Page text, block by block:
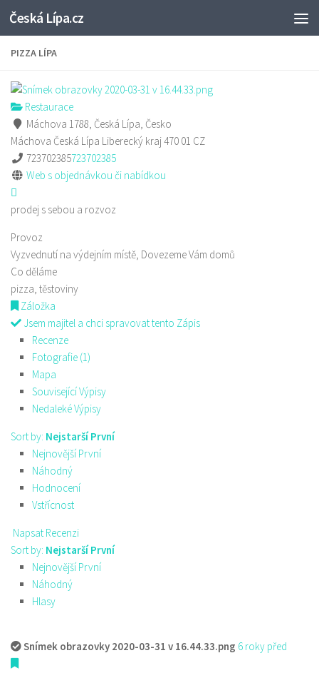
Skip to content
Česká Lípa.cz
PIZZA LÍPA
Restaurace
Máchova 1788, Česká Lípa, Česko
Máchova Česká Lípa Liberecký kraj470 01 CZ
723702385723702385
Web s objednávkou či nabídkou
prodej s sebou a rozvoz
Provoz
Vyzvednutí na výdejním místě, Dovezeme Vám domů
Co děláme
pizza, těstoviny
Záložka
Jsem majitel a chci spravovat tento Zápis
Recenze
Fotografie (1)
Mapa
Související Výpisy
Nedaleké Výpisy
Sort by: Nejstarší První
Nejnovější První
Náhodný
Hodnocení
Vstřícnost
Napsat Recenzi
Sort by: Nejstarší První
Nejnovější První
Náhodný
Hlasy
Snímek obrazovky 2020-03-31 v 16.44.33.png 6 roky před